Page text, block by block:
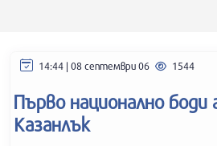
14:44 | 08 септември 06 1544
Първо национално
Казанлък